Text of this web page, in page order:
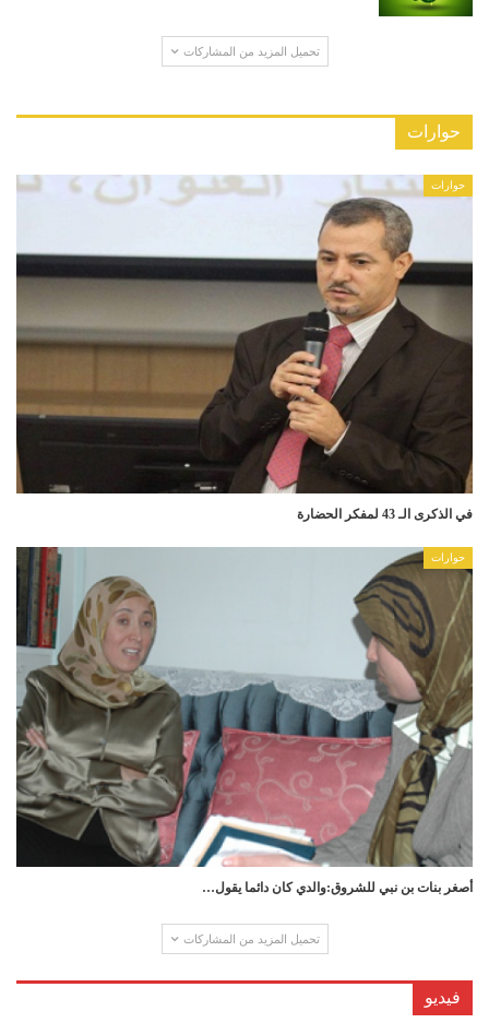
تحميل المزيد من المشاركات
حوارات
حوارات
في الذكرى الـ 43 لمفكر الحضارة
حوارات
أصغر بنات بن نبي للشروق:والدي‭ ‬كان‭ ‬دائما‭ ‬يقول‭…
تحميل المزيد من المشاركات
فيديو